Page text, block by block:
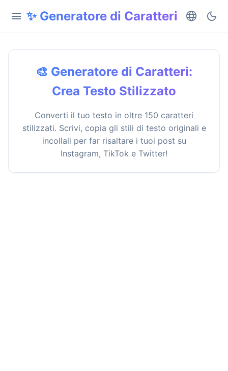
menu ✨ Generatore di Caratteri language dark_mode
🎨 Generatore di Caratteri:
Crea Testo Stilizzato
Converti il tuo testo in oltre 150 caratteri
stilizzati. Scrivi, copia gli stili di testo originali e
incollali per far risaltare i tuoi post su
Instagram, TikTok e Twitter!